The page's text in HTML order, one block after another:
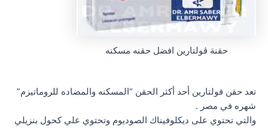
حقنة ڤولتارين افضل حقنه مسكنه
تعد حقن فولتارين أحد أكثر الحقن “المسكنه والمضاده للروماتيزم”
شهره في مصر .
والتي تحتوي على ديكلوفيناك الصوديوم وتحتوي علي كحول بنزيلي